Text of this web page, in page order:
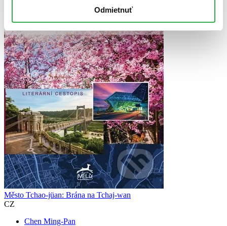
Odmietnuť
Město Tchao-jüan: Brána na Tchaj-wan
CZ
Chen Ming-Pan